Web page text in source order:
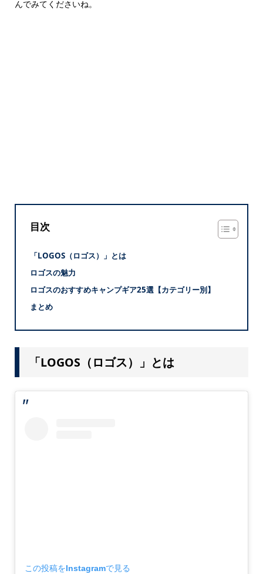
んでみてくださいね。
目次
「LOGOS（ロゴス）」とは
ロゴスの魅力
ロゴスのおすすめキャンプギア25選【カテゴリー別】
まとめ
「LOGOS（ロゴス）」とは
この投稿をInstagramで見る